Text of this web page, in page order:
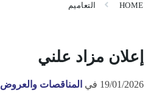
HOME التعاميم
إعلان مزاد علني
19/01/2026 في المناقصات والعروض